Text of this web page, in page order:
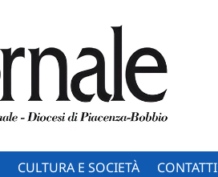
CULTURA E SOCIETÀ CONTATTI